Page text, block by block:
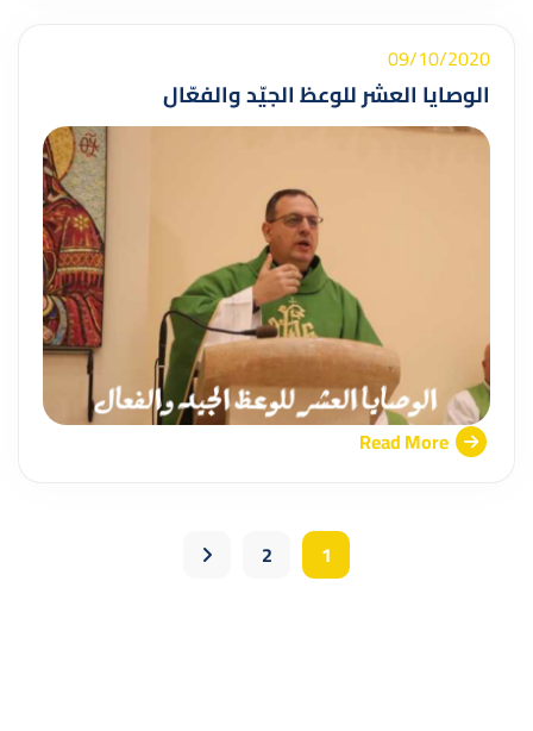
09/10/2020
الوصايا العشر للوعظ الجيّد والفعّال
Read More
1
2